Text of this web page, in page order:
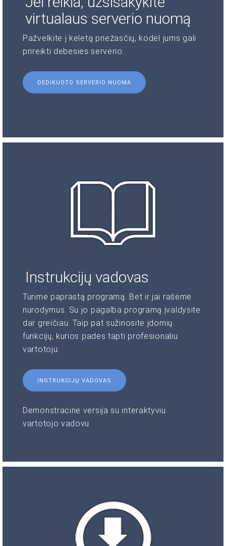
virtualaus serverio nuomą
Pažvelkite į keletą priežasčių, kodėl jums gali
prireikti debesies serverio.
DEDIKUOTO SERVERIO NUOMA
Instrukcijų vadovas
Turime paprastą programą. Bet ir jai rašėme
nurodymus. Su jo pagalba programą įvaldysite
dar greičiau. Taip pat sužinosite įdomių
funkcijų, kurios padės tapti profesionaliu
vartotoju.
INSTRUKCIJŲ VADOVAS
Demonstracinė versija su interaktyviu
vartotojo vadovu